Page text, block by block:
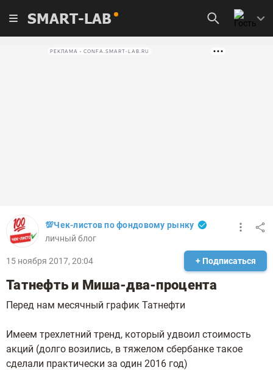
SMART-LAB
РЕКЛАМА • CONFA.SMART-LAB.RU
💯Чек-листов по фондовому рынку
личный блог
15 ноября 2017, 20:04 + Подписаться
Татнефть и Миша-два-процента
Перед нам месячный график Татнефти
Имеем трехлетний тренд, который удвоил стоимость
акций (долго возились, в тяжелом сбербанке такое
сделали практически за один 2016 год)